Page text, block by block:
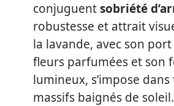
conjuguentsobriété
robustesse et attrait
la lavande, avec son port
fleurs parfumées et son
lumineux, s’impose
massifs baignés de